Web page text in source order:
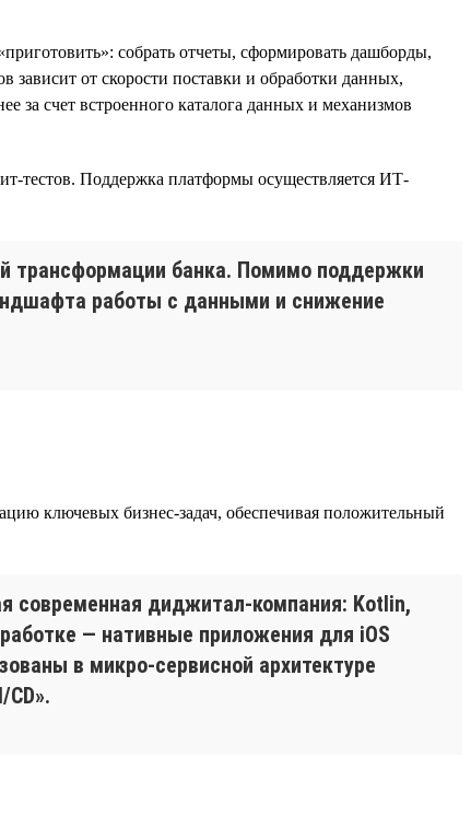
собрать отчеты, сформировать дашборды,
от скорости поставки и обработки данных,
за счет встроенного каталога данных и механизмов
тестов. Поддержка платформы осуществляется ИТ-
трансформации банка. Помимо поддержки
работы с данными и снижение
ключевых бизнес-задач, обеспечивая положительный
современная диджитал-компания: Kotlin,
— нативные приложения для iOS
в микро-сервисной архитектуре